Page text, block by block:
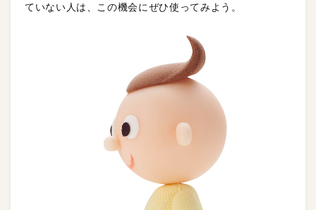
ていない人は、この機会にぜひ使ってみよう。